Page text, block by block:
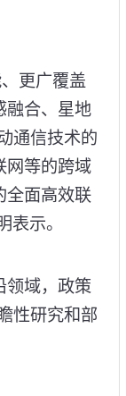
更广覆盖
融合、星地
通信技术的
网等的跨域
全面高效联
表示。
领域，政策
性研究和部